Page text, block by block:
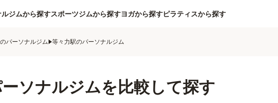
ジムから探すスポーツジムから探すヨガから探すピラティスから探す
パーソナルジム 等々力駅のパーソナルジム
ソナルジムを比較して探す